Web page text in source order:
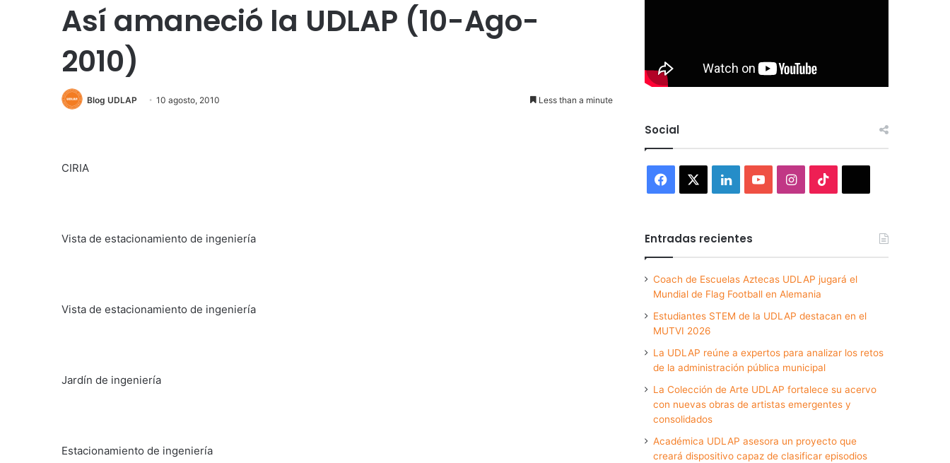
Así amaneció la UDLAP (10-Ago-
2010)
Blog UDLAP 10 agosto, 2010 Less than a minute
CIRIA
Vista de estacionamiento de ingeniería
Vista de estacionamiento de ingeniería
Jardín de ingeniería
Estacionamiento de ingeniería
Social
Facebook LinkedInYouTubeInstagram
Entradas recientes
Coach de Escuelas Aztecas UDLAP jugará el
Mundial de Flag Football en Alemania
Estudiantes STEM de la UDLAP destacan en el
MUTVI 2026
La UDLAP reúne a expertos para analizar los retos
de la administración pública municipal
La Colección de Arte UDLAP fortalece su acervo
con nuevas obras de artistas emergentes y
consolidados
Académica UDLAP asesora un proyecto que
creará dispositivo capaz de clasificar episodios